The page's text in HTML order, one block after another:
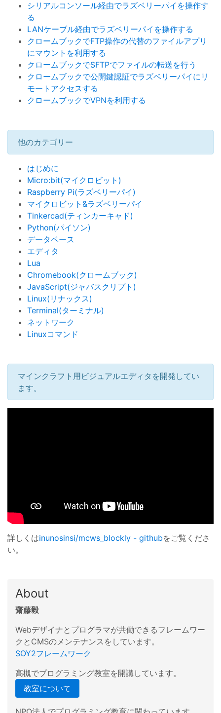
シリアルコンソール経由でラズベリーパイを操作す
る
LANケーブル経由でラズベリーパイを操作する
クロームブックでFTP操作の代替のファイルアプリ
にマウントを利用する
クロームブックでSFTPでファイルの転送を行う
クロームブックで公開鍵認証でラズベリーパイにリ
モートアクセスする
クロームブックでVPNを利用する
他のカテゴリー
はじめに
Micro:bit(マイクロビット)
Raspberry Pi(ラズベリーパイ)
マイクロビット&ラズベリーパイ
Tinkercad(ティンカーキャド)
Python(パイソン)
データベース
エディタ
Lua
Chromebook(クロームブック)
JavaScript(ジャバスクリプト)
Linux(リナックス)
Terminal(ターミナル)
ネットワーク
Linuxコマンド
マインクラフト用ビジュアルエディタを開発してい
ます。
詳しくはinunosinsi/mcws_blockly - githubをご覧くださ
い。
About
齋藤毅
Webデザイナとプログラマが共働できるフレームワー
クとCMSのメンテナンスをしています。
SOY2フレームワーク
高槻でプログラミング教室を開講しています。
教室について